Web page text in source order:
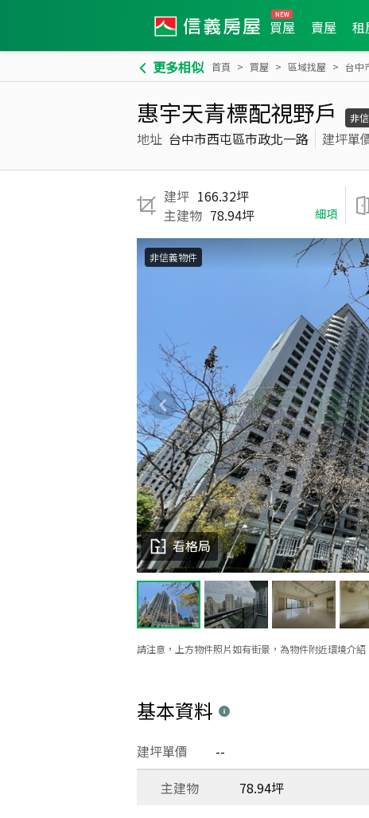
買屋 賣屋 租
更多相似 首頁 買屋 區域找屋 台中
惠宇天青標配視野戶 非
地址 台中市西屯區市政北一路 建坪單
建坪 166.32坪
主建物 78.94坪 細項
請注意，上方物件照片如有街景，為物件附近環境介紹
看格局
非信義物件
基本資料
建坪單價 --
主建物
78.94坪